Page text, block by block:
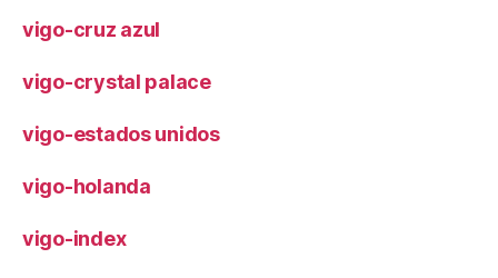
vigo-cruz azul
vigo-crystal palace
vigo-estados unidos
vigo-holanda
vigo-index